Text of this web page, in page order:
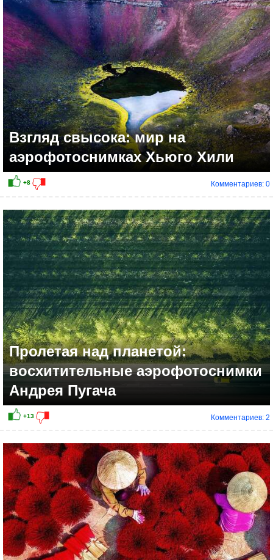
+6
+8
Взгляд свысока: мир на
аэрофотоснимках Хьюго Хили
Комментариев: 0
Пролетая над планетой:
восхитительные аэрофотоснимки
Андрея Пугача
Комментариев: 2